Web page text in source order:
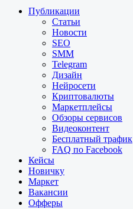
Публикации
Статьи
Новости
SEO
SMM
Telegram
Дизайн
Нейросети
Криптовалюты
Маркетплейсы
Обзоры сервисов
Видеоконтент
Бесплатный трафик
FAQ по Facebook
Кейсы
Новичку
Маркет
Вакансии
Офферы